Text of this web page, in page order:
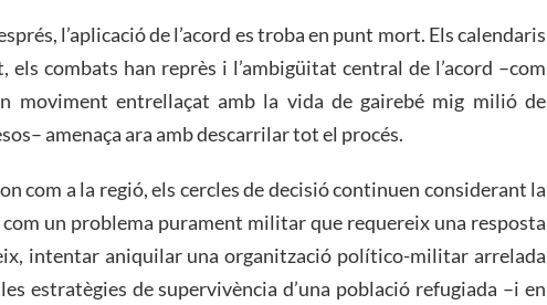
l’aplicació de l’acord es troba en punt mort. Els calendaris
els combats han reprès i l’ambigüitat central de l’acord –com
moviment entrellaçat amb la vida de gairebé mig milió de
amenaça ara amb descarrilar tot el procés.
com a la regió, els cercles de decisió continuen considerant la
un problema purament militar que requereix una resposta
intentar aniquilar una organització político-militar arrelada
estratègies de supervivència d’una població refugiada –i en